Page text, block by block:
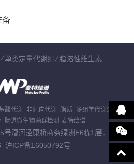
备
⁄单类定量代谢组 ⁄ 脂溶性维生素
酸代谢_非靶向代谢_脂质_多组学代谢流检测
肠道微生物菌群检测-麦特绘谱
号漕河泾康桥商务绿洲E6栋1层，400-
沪ICP备16050792号